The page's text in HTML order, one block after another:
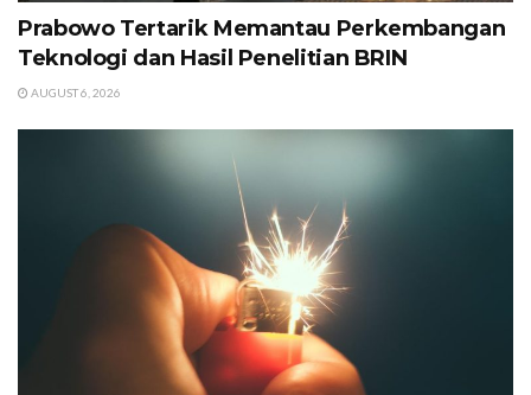
Prabowo Tertarik Memantau Perkembangan
Teknologi dan Hasil Penelitian BRIN
AUGUST 6, 2026